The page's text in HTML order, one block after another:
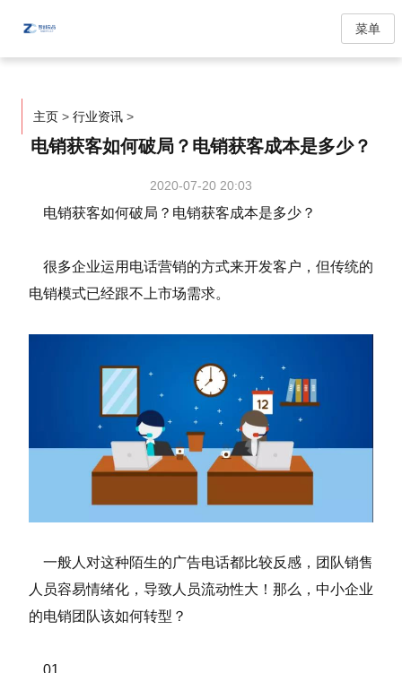
菜单
主页 > 行业资讯 >
电销获客如何破局？电销获客成本是多少？
2020-07-20 20:03
电销获客如何破局？电销获客成本是多少？
很多企业运用电话营销的方式来开发客户，但传统的
电销模式已经跟不上市场需求。
一般人对这种陌生的广告电话都比较反感，团队销售
人员容易情绪化，导致人员流动性大！那么，中小企业
的电销团队该如何转型？